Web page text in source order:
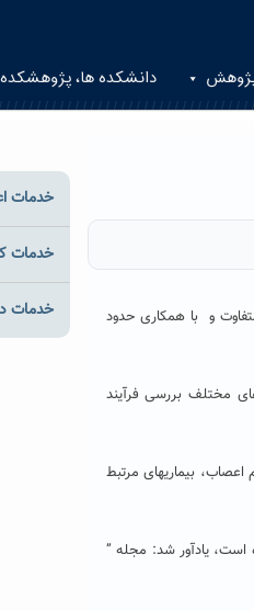
دانشکده ها،
و با همکاری حدود
مختلف بررسی فرآیند
بیماریهای مرتبط
در بیش از ۱۸۰ صفحه در مجله “اتوفاژی” در سال ۲۰۱۶ به چاپ رسیده است، یادآور شد: مجله ”
خدمات
خدمات
خدمات